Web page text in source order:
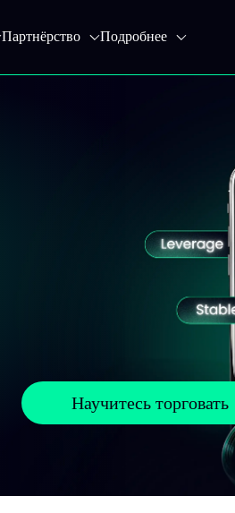
Партнёрство Подробнее
Научитесь торговать